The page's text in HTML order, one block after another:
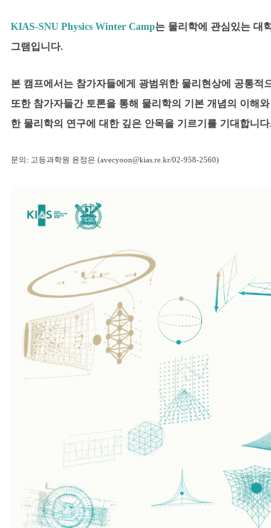
KIAS-SNU Physics Winter Camp는 물리학에 관심있는 대
그램입니다.
본 캠프에서는 참가자들에게 광범위한 물리현상에 공통적
또한 참가자들간 토론을 통해 물리학의 기본 개념의 이해
한 물리학의 연구에 대한 깊은 안목을 기르기를 기대합니다.
문의: 고등과학원 윤정은 (avecyoon@kias.re.kr/02-958-2560)